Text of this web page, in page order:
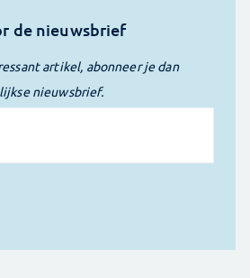
de nieuwsbrief
artikel, abonneer je dan
nieuwsbrief.